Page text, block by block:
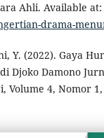
Ahli. Available at:
drama-
Y. (2022). Gaya
Djoko Damono
Volume 4, Nomor 1,